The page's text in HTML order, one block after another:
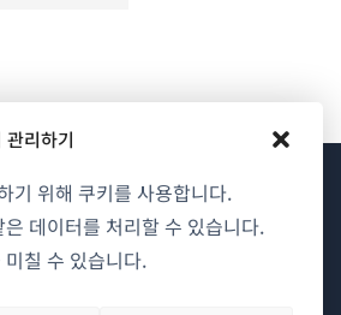
관리하기
기 위해 쿠키를 사용합니다.
데이터를 처리할 수 있습니다.
칠 수 있습니다.
WPML 소개
정보 처리방침